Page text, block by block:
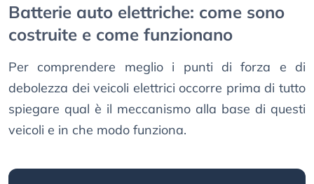
Batterie auto elettriche: come sono
costruite e come funzionano
Per comprendere meglio i punti di forza e di
debolezza dei veicoli elettrici occorre prima di tutto
spiegare qual è il meccanismo alla base di questi
veicoli e in che modo funziona.